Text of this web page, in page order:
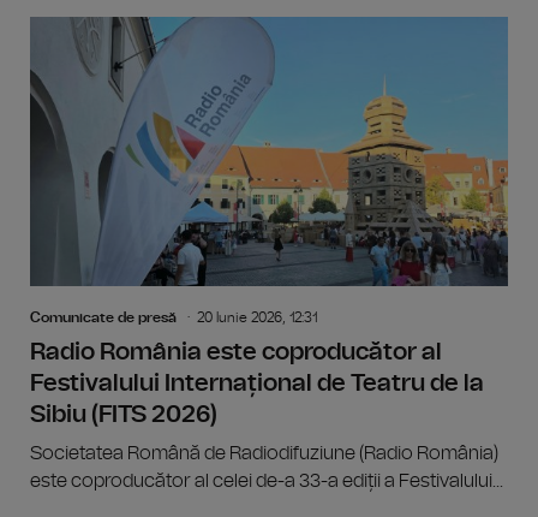
Comunicate de presă 20 Iunie 2026, 12:31
Radio România este coproducător al
Festivalului Internațional de Teatru de la
Sibiu (FITS 2026)
Societatea Română de Radiodifuziune (Radio România)
este coproducător al celei de-a 33-a ediții a Festivalului...